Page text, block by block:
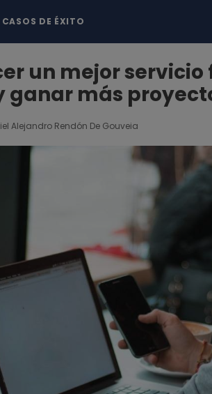
CASOS DE ÉXITO
un mejor servicio
ganar más
Alejandro Rendón De Gouveia